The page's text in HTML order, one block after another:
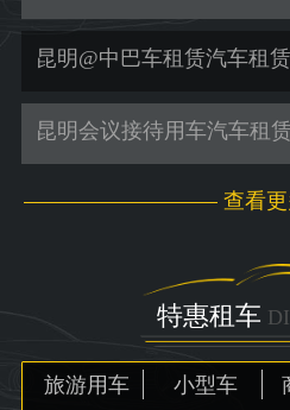
查看更
特惠租车
旅游用车 小型车